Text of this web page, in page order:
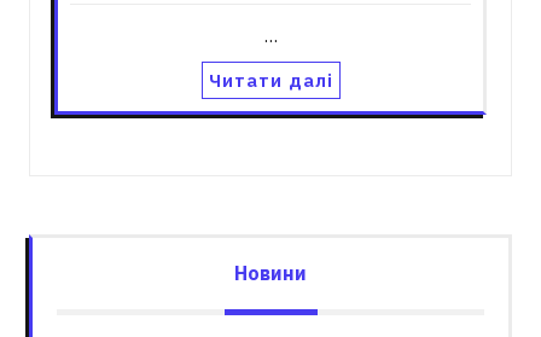
…
Читати далі
Новини